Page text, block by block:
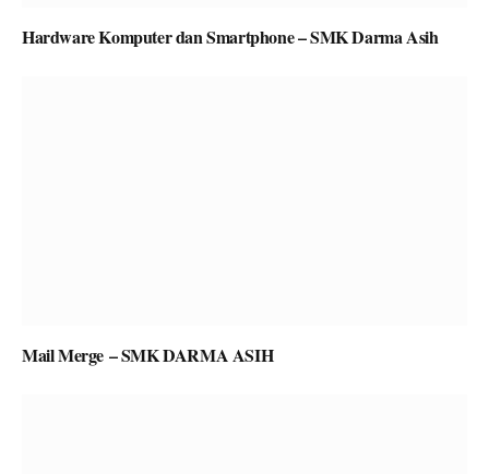
Hardware Komputer dan Smartphone – SMK Darma Asih
Mail Merge – SMK DARMA ASIH